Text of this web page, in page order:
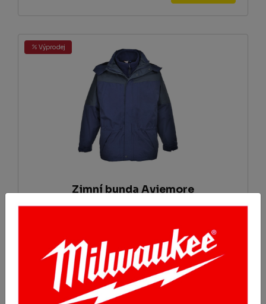
Výprodej
Zimní bunda Aviemore
1557.5 Kč
s DPH 1884.58 Kč
Koupit